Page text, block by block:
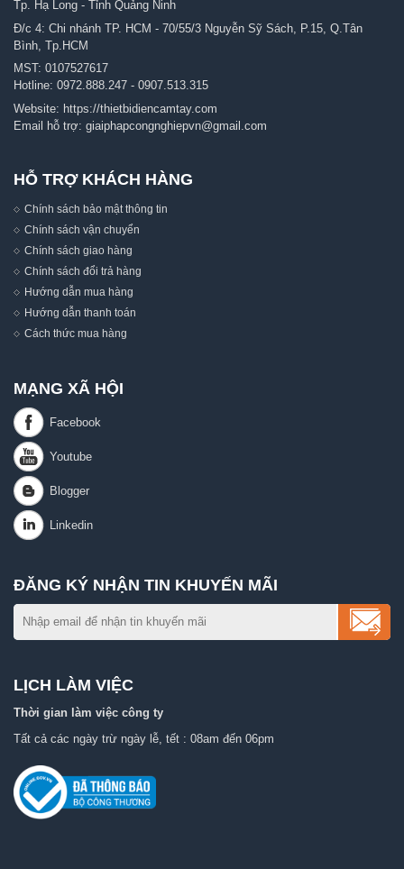
Tp. Hạ Long - Tỉnh Quảng Ninh
Đ/c 4: Chi nhánh TP. HCM - 70/55/3 Nguyễn Sỹ Sách, P.15, Q.Tân
Bình, Tp.HCM
MST: 0107527617
Hotline: 0972.888.247 - 0907.513.315
Website: https://thietbidiencamtay.com
Email hỗ trợ: giaiphapcongnghiepvn@gmail.com
HỖ TRỢ KHÁCH HÀNG
Chính sách bảo mật thông tin
Chính sách vận chuyển
Chính sách giao hàng
Chính sách đổi trả hàng
Hướng dẫn mua hàng
Hướng dẫn thanh toán
Cách thức mua hàng
MẠNG XÃ HỘI
ĐĂNG KÝ NHẬN TIN KHUYẾN MÃI
LỊCH LÀM VIỆC
Thời gian làm việc công ty
Tất cả các ngày trừ ngày lễ, tết : 08am đến 06pm